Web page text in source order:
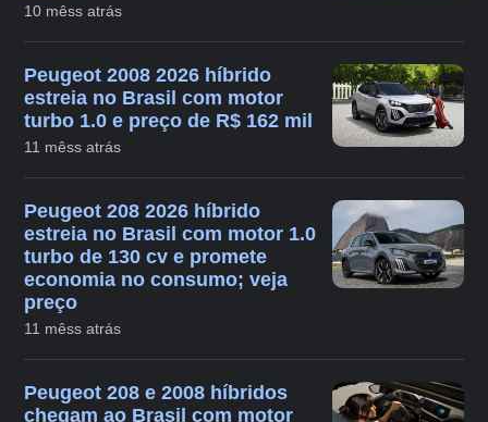
10 mêss atrás
Peugeot 2008 2026 híbrido
estreia no Brasil com motor
turbo 1.0 e preço de R$ 162 mil
11 mêss atrás
Peugeot 208 2026 híbrido
estreia no Brasil com motor 1.0
turbo de 130 cv e promete
economia no consumo; veja
preço
11 mêss atrás
Peugeot 208 e 2008 híbridos
chegam ao Brasil com motor